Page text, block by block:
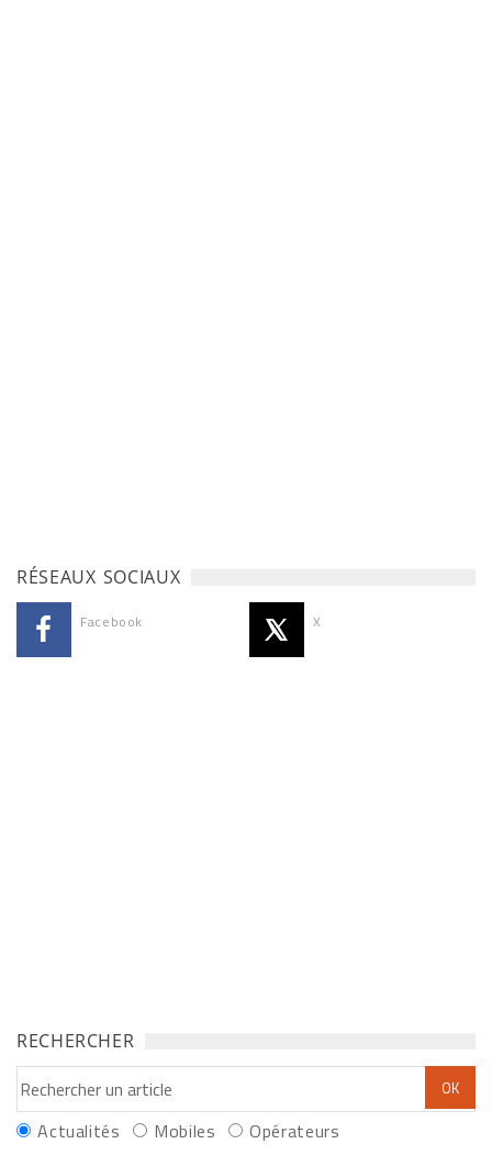
RÉSEAUX SOCIAUX
Facebook X
RECHERCHER
Actualités Mobiles Opérateurs